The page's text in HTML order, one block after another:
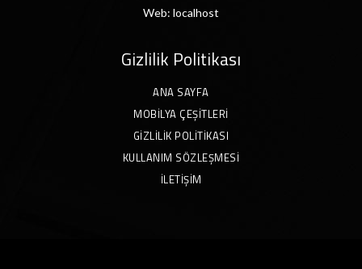
Web: localhost
Gizlilik Politikası
ANA SAYFA
MOBILYA ÇEŞITLERI
GIZLILIK POLITIKASI
KULLANIM SÖZLEŞMESI
İLETIŞIM